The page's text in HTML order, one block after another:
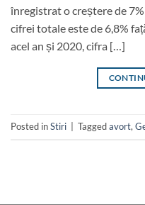
înregistrat o creștere de
cifrei totale este de 6,8%
acel an și 2020, cifra […]
Posted inStiri Taggedavort,